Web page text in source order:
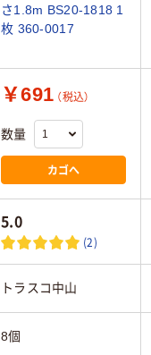
さ1.8m BS20-1818 1
枚 360-0017
￥691 （税込）
数量
カゴへ
5.0
(2)
トラスコ中山
8個